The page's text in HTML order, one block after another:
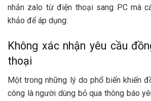
nhắn zalo từ điện thoại sang PC mà
khảo để áp dụng:
Không xác nhận yêu cầu
thoại
Một trong những lý do phổ biến khiến
công là người dùng bỏ qua thông báo